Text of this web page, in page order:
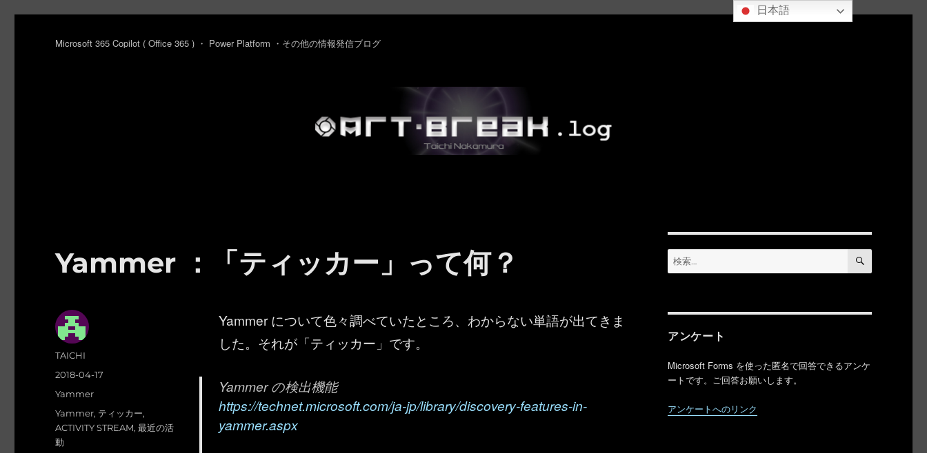
Microsoft 365 Copilot ( Office 365 ) ・ Power Platform ・その他の情報発信ブログ
Yammer ：「ティッカー」って何？
Yammer について色々調べていたところ、わからない単語が出てきま
した。それが「ティッカー」です。
Yammer の検出機能
https://technet.microsoft.com/ja-jp/library/discovery-features-in-
yammer.aspx
投
稿
TAICHI
投
2018-04-17
カ
リ
Yammer
タ
グ
Yammer, ティッカー,
ACTIVITY STREAM,最近の活
動
検
索:
検
アンケート
Microsoft Forms を使った匿名で回答できるアンケ
ートです。ご回答お願いします。
アンケートへのリンク
日本語